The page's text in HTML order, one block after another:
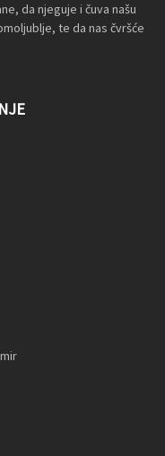
da njeguje i čuva našu
te da nas čvršće